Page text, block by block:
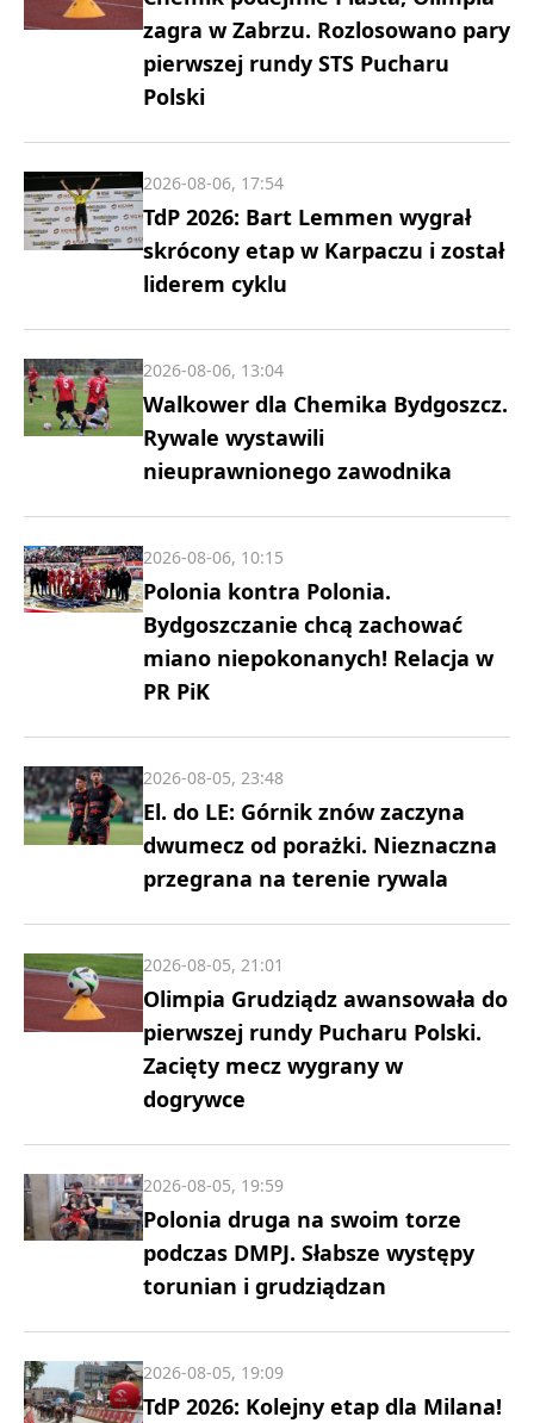
zagra w Zabrzu. Rozlosowano pary
pierwszej rundy STS Pucharu
Polski
TdP 2026: Bart Lemmen wygrał
skrócony etap w Karpaczu i został
liderem cyklu
2026-08-06, 17:54
Walkower dla Chemika Bydgoszcz.
Rywale wystawili
nieuprawnionego zawodnika
2026-08-06, 13:04
Polonia kontra Polonia.
Bydgoszczanie chcą zachować
miano niepokonanych! Relacja w
PR PiK
2026-08-06, 10:15
El. do LE: Górnik znów zaczyna
dwumecz od porażki. Nieznaczna
przegrana na terenie rywala
2026-08-05, 23:48
Olimpia Grudziądz awansowała do
pierwszej rundy Pucharu Polski.
Zacięty mecz wygrany w
dogrywce
2026-08-05, 21:01
Polonia druga na swoim torze
podczas DMPJ. Słabsze występy
torunian i grudziądzan
2026-08-05, 19:59
TdP 2026: Kolejny etap dla Milana!
2026-08-05, 19:09